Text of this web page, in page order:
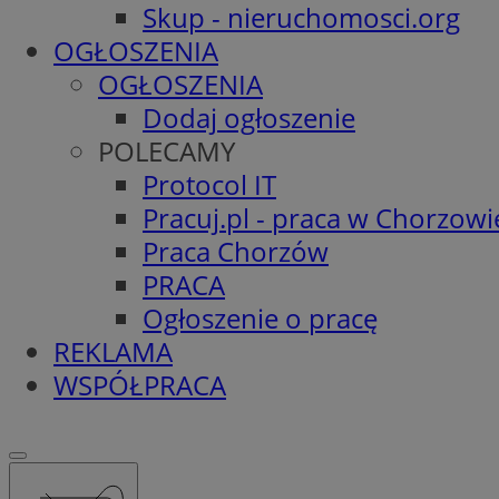
Skup - nieruchomosci.org
OGŁOSZENIA
OGŁOSZENIA
Dodaj ogłoszenie
POLECAMY
Protocol IT
Pracuj.pl - praca w
Praca Chorzów
PRACA
Ogłoszenie o pracę
REKLAMA
WSPÓŁPRACA